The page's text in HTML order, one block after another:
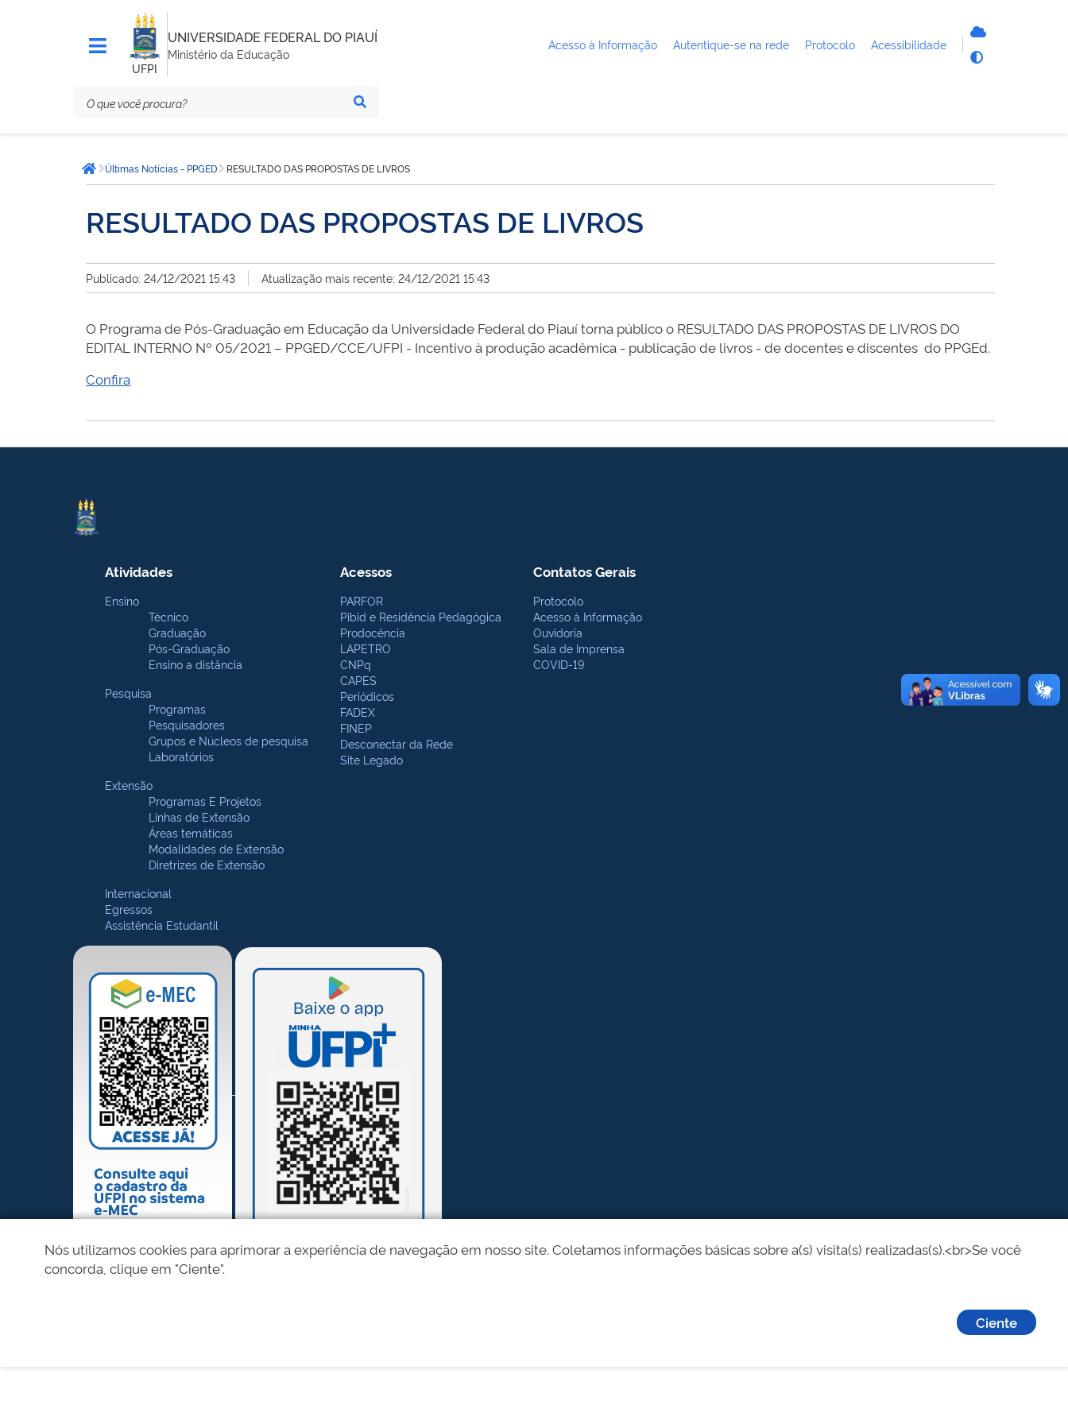
UFPI
UNIVERSIDADE FEDERAL DO PIAUÍ
Ministério da Educação
Acesso à Informação Autentique-se na rede Protocolo Acessibilidade
está
aqui:Página inicial
Últimas Notícias - PPGED RESULTADO DAS PROPOSTAS DE LIVROS
RESULTADO DAS PROPOSTAS DE LIVROS
Publicado: 24/12/2021 15:43 Atualização mais recente: 24/12/2021 15:43
O Programa de Pós-Graduação em Educação da Universidade Federal do Piauí torna público o RESULTADO DAS PROPOSTAS DE LIVROS DO
EDITAL INTERNO Nº 05/2021 – PPGED/CCE/UFPI - Incentivo à produção acadêmica - publicação de livros - de docentes e discentes do PPGEd.
Confira
Atividades
Ensino
Técnico
Graduação
Pós-Graduação
Ensino a distância
Pesquisa
Programas
Pesquisadores
Grupos e Núcleos de pesquisa
Laboratórios
Extensão
Programas E Projetos
Linhas de Extensão
Áreas temáticas
Modalidades de Extensão
Diretrizes de Extensão
Internacional
Egressos
Assistência Estudantil
Acessos
PARFOR
Pibid e Residência Pedagógica
Prodocência
LAPETRO
CNPq
CAPES
Periódicos
FADEX
FINEP
Desconectar da Rede
Site Legado
Contatos Gerais
Protocolo
Acesso à Informação
Ouvidoria
Sala de Imprensa
COVID-19
Nós utilizamos cookies para aprimorar a experiência de navegação em nosso site. Coletamos informações básicas sobre a(s) visita(s) realizadas(s).<br>Se você
concorda, clique em "Ciente".
Ciente